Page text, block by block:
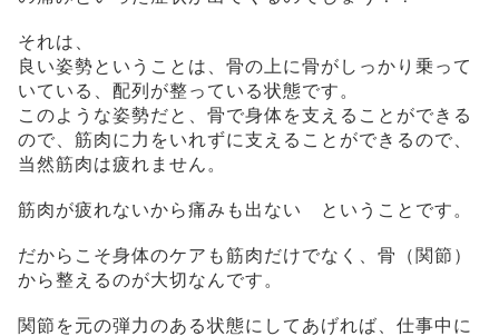
それは、
良い姿勢ということは、骨の上に骨がしっかり乗って
いている、配列が整っている状態です。
このような姿勢だと、骨で身体を支えることができる
ので、筋肉に力をいれずに支えることができるので、
当然筋肉は疲れません。
筋肉が疲れないから痛みも出ない ということです。
だからこそ身体のケアも筋肉だけでなく、骨（関節）
から整えるのが大切なんです。
関節を元の弾力のある状態にしてあげれば、仕事中に